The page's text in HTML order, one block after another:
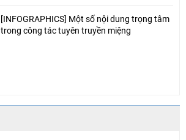
[INFOGRAPHICS] Một số nội dung trọng tâm
trong công tác tuyên truyền miệng